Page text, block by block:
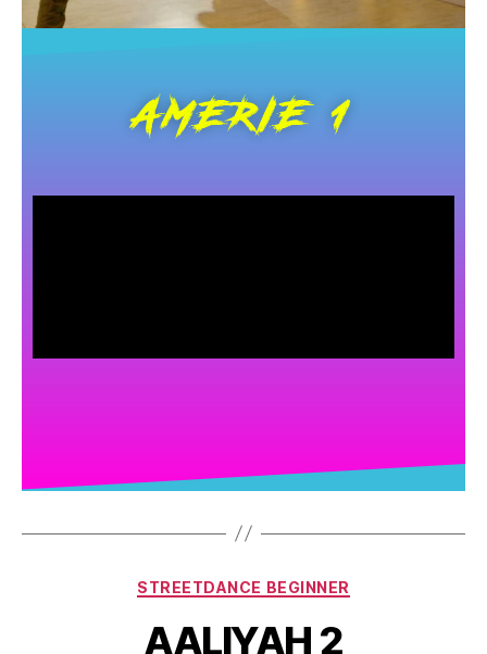
AMERIE 1
STREETDANCE BEGINNER
AALIYAH 2